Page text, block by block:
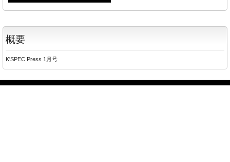
概要
K'SPEC Press 1月号